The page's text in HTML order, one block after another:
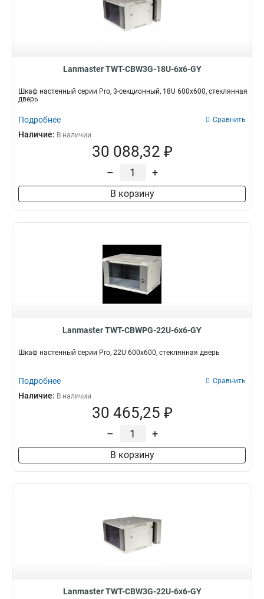
Lanmaster TWT-CBW3G-18U-6x6-GY
Шкаф настенный серии Pro, 3-секционный, 18U 600x600, стеклянная
дверь
Подробнее Сравнить
Наличие: В наличии
30 088,32 ₽
– +
В корзину
Lanmaster TWT-CBWPG-22U-6x6-GY
Шкаф настенный серии Pro, 22U 600x600, стеклянная дверь
Подробнее Сравнить
Наличие: В наличии
30 465,25 ₽
– +
В корзину
Lanmaster TWT-CBW3G-22U-6x6-GY